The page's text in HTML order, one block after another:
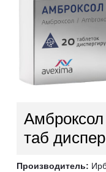
таб
Производитель: